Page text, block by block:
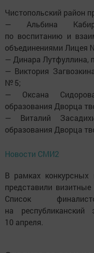
Чистопольский район
— Альбина
по воспитанию и
объединениями Лицея
— Динара Лутфуллина,
— Виктория
№ 5;
— Оксана
образования Дворца
— Виталий
образования Дворца
Новости СМИ2
В рамках конкурсных
представили
Список
на республиканский
10 апреля.